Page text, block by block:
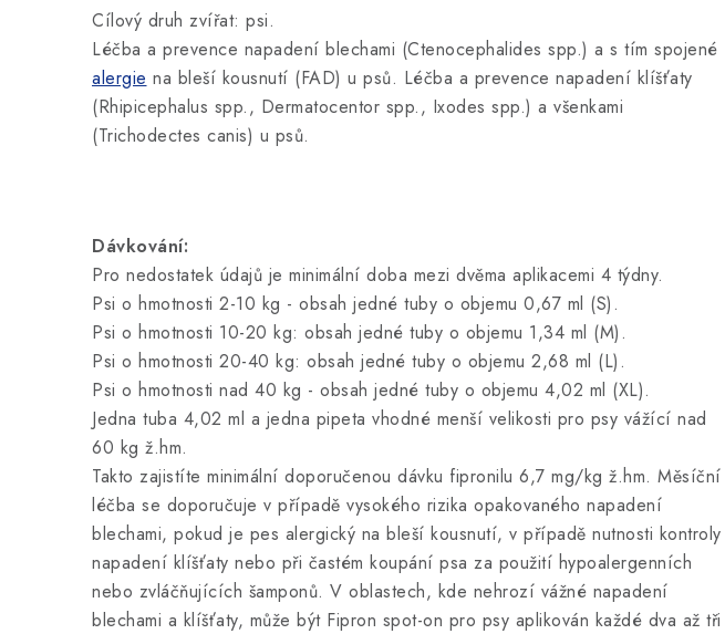
Cílový druh zvířat: psi.
Léčba a prevence napadení blechami (Ctenocephalides spp.) a s tím spojené
alergie na bleší kousnutí (FAD) u psů. Léčba a prevence napadení klíšťaty
(Rhipicephalus spp., Dermatocentor spp., Ixodes spp.) a všenkami
(Trichodectes canis) u psů.
Dávkování:
Pro nedostatek údajů je minimální doba mezi dvěma aplikacemi 4 týdny.
Psi o hmotnosti 2-10 kg - obsah jedné tuby o objemu 0,67 ml (S).
Psi o hmotnosti 10-20 kg: obsah jedné tuby o objemu 1,34 ml (M).
Psi o hmotnosti 20-40 kg: obsah jedné tuby o objemu 2,68 ml (L).
Psi o hmotnosti nad 40 kg - obsah jedné tuby o objemu 4,02 ml (XL).
Jedna tuba 4,02 ml a jedna pipeta vhodné menší velikosti pro psy vážící nad
60 kg ž.hm.
Takto zajistíte minimální doporučenou dávku fipronilu 6,7 mg/kg ž.hm. Měsíční
léčba se doporučuje v případě vysokého rizika opakovaného napadení
blechami, pokud je pes alergický na bleší kousnutí, v případě nutnosti kontroly
napadení klíšťaty nebo při častém koupání psa za použití hypoalergenních
nebo zvláčňujících šamponů. V oblastech, kde nehrozí vážné napadení
blechami a klíšťaty, může být Fipron spot-on pro psy aplikován každé dva až tři